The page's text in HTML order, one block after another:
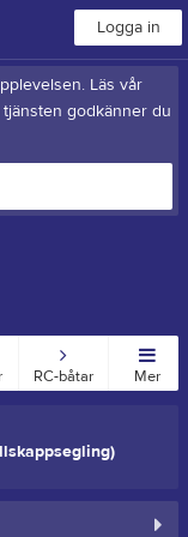
Logga in
Läs vår
godkänner du
RC-båtar Mer